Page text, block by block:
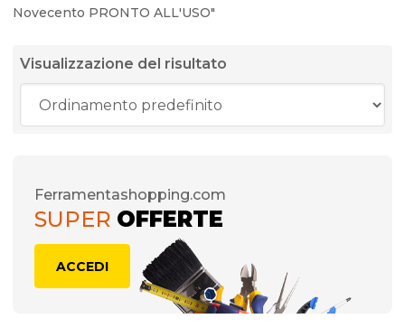
Novecento PRONTO ALL'USO"
Visualizzazione del risultato
Ferramentashopping.com
SUPER OFFERTE
ACCEDI